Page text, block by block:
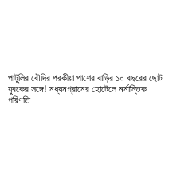
পাটুলির বৌদির পরকীয়া পাশের বাড়ির ১০ বছরের ছোট
যুবকের সঙ্গে! মধ্যমগ্রামের হোটেলে মর্মান্তিক
পরিণতি